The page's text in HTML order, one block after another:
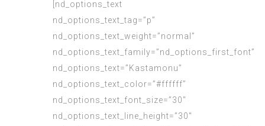
[nd_options_text
nd_options_text_tag=”p”
nd_options_text_weight=”normal”
nd_options_text_family=”nd_options_first_font”
nd_options_text=”Kastamonu”
nd_options_text_color=”#ffffff”
nd_options_text_font_size=”30″
nd_options_text_line_height=”30″